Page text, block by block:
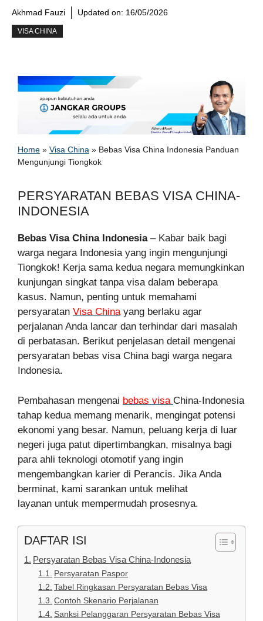
Akhmad Fauzi Updated on: 16/05/2026
VISA CHINA
Home » Visa China » Bebas Visa China Indonesia Panduan
Mengunjungi Tiongkok
PERSYARATAN BEBAS VISA CHINA-
INDONESIA
Bebas Visa China Indonesia– Kabar baik bagi
warga negara Indonesia yang ingin mengunjungi
Tiongkok! Kerja sama kedua negara memungkinkan
kunjungan singkat tanpa visa dalam beberapa
kasus. Namun, penting untuk memahami
persyaratan Visa Chinayang berlaku agar
perjalanan Anda lancar dan terhindar dari masalah
di perbatasan. Berikut penjelasan detail mengenai
persyaratan bebas visa China bagi warga negara
Indonesia.
Pembahasan mengenai bebas visa China-Indonesia
tahap kedua memang menarik, mengingat potensi
ekonomi yang besar. Namun, peluang kerja di luar
negeri juga patut dipertimbangkan, misalnya bagi
para ahli teknologi otomotif yang ingin
mengembangkan karier di Perancis. Jika Anda
berminat, kami sarankan untuk melihat
layanan untuk mempermudah prosesnya.
DAFTAR ISI
Persyaratan Bebas Visa China-Indonesia
Persyaratan Paspor
Tabel Ringkasan Persyaratan Bebas Visa
Contoh Skenario Perjalanan
Sanksi Pelanggaran Persyaratan Bebas Visa